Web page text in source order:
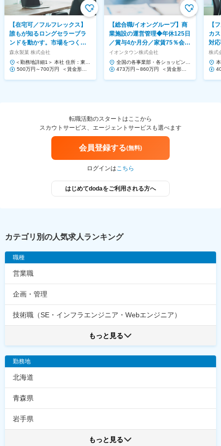
【在宅可／フルフレックス】
誰もが知るロングセラーブラ
ンドを動かす。市場をつくる
提案営業◆ハイチュウ等
森永製菓 株式会社
＜勤務地詳細1＞ 本社 住所：東京
都港区芝浦1-13-16 勤務地最寄
500万円～700万円 ＜賃金形態
【総合職/イオングループ】商
業施設の運営管理◆年休125日
／賞与4か月分／家賃75％会社
負担！
イオンタウン株式会社
全国の各事業部・各ショッピング
センター 住所：千葉県千葉市美浜
473万円～860万円 ＜賃金形態
【
カ
対
株式
1
転職活動のスタートはここから
スカウトサービス、エージェントサービスも選べます
会員登録する(無料)
ログインはこちら
はじめてdodaをご利用される方へ
カテゴリ別の人気求人ランキング
職種
営業職
企画・管理
技術職（SE・インフラエンジニア・Webエンジニア）
もっと見る
勤務地
北海道
青森県
岩手県
もっと見る